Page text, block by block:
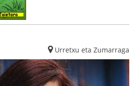
Urretxu eta Zumarraga